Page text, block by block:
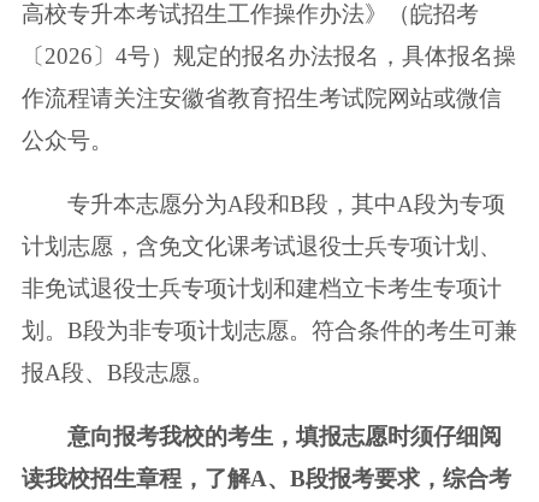
高校专升本考试招生工作操作办法》（皖招考
〔2026〕4号）规定的报名办法报名，具体报名操
作流程请关注安徽省教育招生考试院网站或微信
公众号。
专升本志愿分为A段和B段，其中A段为专项
计划志愿，含免文化课考试退役士兵专项计划、
非免试退役士兵专项计划和建档立卡考生专项计
划。B段为非专项计划志愿。符合条件的考生可兼
报A段、B段志愿。
意向报考我校的考生，填报志愿时须仔细阅
读我校招生章程，了解A、B段报考要求，综合考